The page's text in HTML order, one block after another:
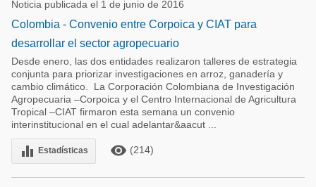
Noticia publicada el 1 de junio de 2016
Colombia - Convenio entre Corpoica y CIAT para
desarrollar el sector agropecuario
Desde enero, las dos entidades realizaron talleres de estrategia
conjunta para priorizar investigaciones en arroz, ganadería y
cambio climático. La Corporación Colombiana de Investigación
Agropecuaria –Corpoica y el Centro Internacional de Agricultura
Tropical –CIAT firmaron esta semana un convenio
interinstitucional en el cual adelantar&aacut ...
equalizer Estadísticas remove_red_eye (214)